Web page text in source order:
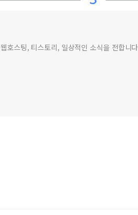
호스팅, 티스토리, 일상적인 소식을 전합니